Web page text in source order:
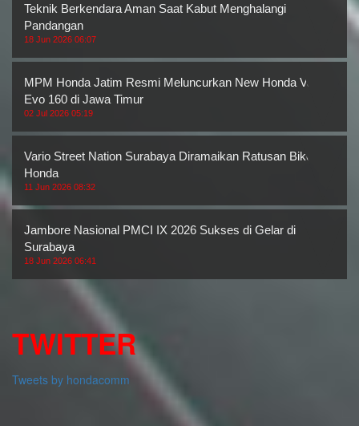
Teknik Berkendara Aman Saat Kabut Menghalangi
Pandangan
18 Jun 2026 06:07
MPM Honda Jatim Resmi Meluncurkan New Honda Vario
Evo 160 di Jawa Timur
02 Jul 2026 05:19
Vario Street Nation Surabaya Diramaikan Ratusan Bikers
Honda
11 Jun 2026 08:32
Jambore Nasional PMCI IX 2026 Sukses di Gelar di
Surabaya
18 Jun 2026 06:41
TWITTER
Tweets by hondacomm